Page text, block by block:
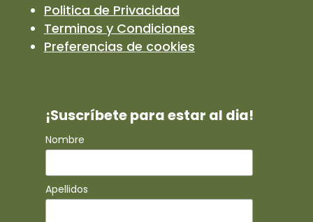
Politica de Privacidad
Terminos y Condiciones
Preferencias de cookies
¡Suscríbete para estar al dia!
Nombre
Apellidos